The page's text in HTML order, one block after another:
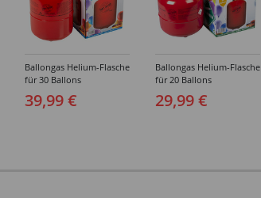
Ballongas Helium-Flasche
für 30 Ballons
39,99 €
Ballongas Helium-Flasche
für 20 Ballons
29,99 €